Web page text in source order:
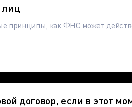
принципы, как ФНС может
договор, если в этот